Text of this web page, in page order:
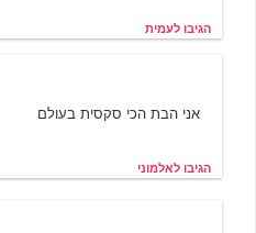
הגיבו לעמית
אני הבת הכי סקסית בעולם
הגיבו לאלמוני